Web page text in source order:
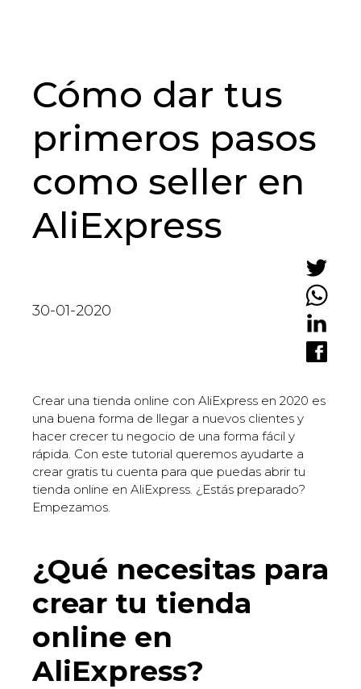
Cómo dar tus
primeros pasos
como seller en
AliExpress
30-01-2020
Crear una tienda online con AliExpress en 2020 es
una buena forma de llegar a nuevos clientes y
hacer crecer tu negocio de una forma fácil y
rápida. Con este tutorial queremos ayudarte a
crear gratis tu cuenta para que puedas abrir tu
tienda online en AliExpress. ¿Estás preparado?
Empezamos.
¿Qué necesitas para
crear tu tienda
online en
AliExpress?